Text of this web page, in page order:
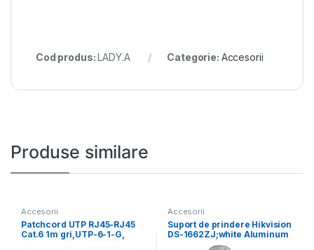
Cod produs:LADY.A Categorie: Accesorii
Produse similare
Accesorii
Patchcord UTP RJ45-RJ45
Cat.6 1m gri,UTP-6-1-G,
Accesorii
Suport de prindere Hikvision
DS-1662ZJ;white Aluminum
alloy Φ116.5×500mm